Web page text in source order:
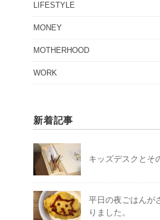
LIFESTYLE
MONEY
MOTHERHOOD
WORK
新着記事
キッズデスクとそ
平日の夜ごはんが
りました。